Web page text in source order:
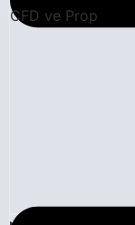
CFD ve Prop